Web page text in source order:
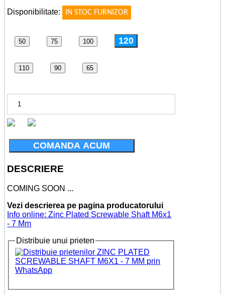
Disponibilitate:
IN STOC FURNIZOR
50 75 100 120
110 90 65
COMANDA ACUM
DESCRIERE
COMING SOON ...
Vezi descrierea pe pagina producatorului
Info online: Zinc Plated Screwable Shaft M6x1
- 7 Mm
Distribuie unui prieten